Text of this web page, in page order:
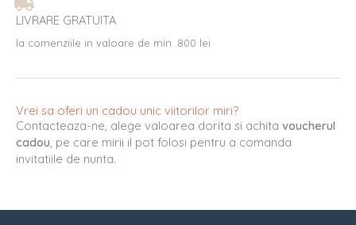
LIVRARE GRATUITA
la comenziile in valoare de min. 800 lei
Vrei sa oferi un cadou unic viitorilor miri?
Contacteaza-ne, alege valoarea dorita si achita voucherul
cadou, pe care mirii il pot folosi pentru a comanda
invitatiile de nunta.